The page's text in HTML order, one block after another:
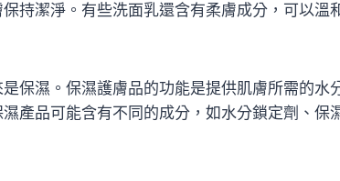
持潔淨。有些洗面乳還含有柔膚成分，可以溫
保濕。保濕護膚品的功能是提供肌膚所需的水
產品可能含有不同的成分，如水分鎖定劑、保